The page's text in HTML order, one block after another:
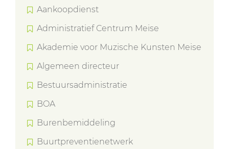
Aankoopdienst
Administratief Centrum Meise
Akademie voor Muzische Kunsten Meise
Algemeen directeur
Bestuursadministratie
BOA
Burenbemiddeling
Buurtpreventienetwerk